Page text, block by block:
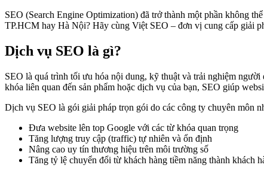
SEO (Search Engine Optimization) đã trở thành một phần không
TP.HCM hay Hà Nội? Hãy cùng Việt SEO – đơn vị cung cấp giải
Dịch vụ SEO là gì?
SEO là quá trình tối ưu hóa nội dung, kỹ thuật và trải nghiệm
khóa liên quan đến sản phẩm hoặc dịch vụ của bạn, SEO giúp
Dịch vụ SEO là gói giải pháp trọn gói do các công ty chuyên môn
Đưa website lên top Google với các từ khóa quan trọng
Tăng lượng truy cập (traffic) tự nhiên và ổn định
Nâng cao uy tín thương hiệu trên môi trường số
Tăng tỷ lệ chuyển đổi từ khách hàng tiềm năng thành khách